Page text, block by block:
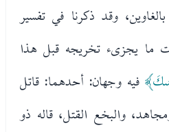
وقد ذكرنا في تفسير
ما يجزىء تخريجه قبل هذا
فيه وجهان: أحدهما: قاتل
والبخع القتل، قاله ذو